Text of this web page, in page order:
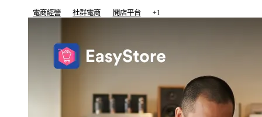
電商經營 社群電商 開店平台 +1